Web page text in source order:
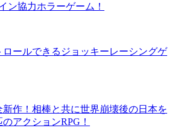
ン協力ホラーゲーム！
ールできるジョッキーレーシングゲ
作！相棒と共に世界崩壊後の日本を
アクションRPG！